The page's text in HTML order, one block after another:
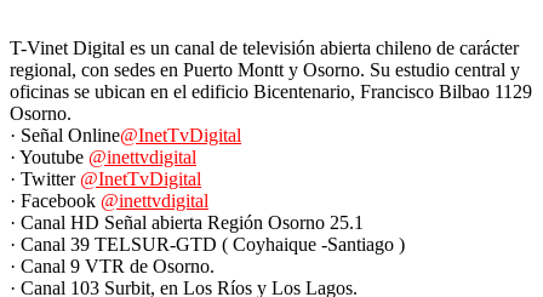
T-Vinet Digital es un canal de televisión abierta chileno de carácter
regional, con sedes en Puerto Montt y Osorno. Su estudio central y
oficinas se ubican en el edificio Bicentenario, Francisco Bilbao 1129
Osorno.
· Señal Online@InetTvDigital
· Youtube @inettvdigital
· Twitter @InetTvDigital
· Facebook @inettvdigital
· Canal HD Señal abierta Región Osorno 25.1
· Canal 39 TELSUR-GTD ( Coyhaique -Santiago )
· Canal 9 VTR de Osorno.
· Canal 103 Surbit, en Los Ríos y Los Lagos.